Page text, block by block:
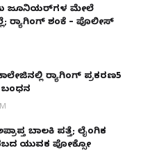
ಜೂನಿಯರ್‌ಗಳ ಮೇಲೆ
ರ‌್ಯಾಗಿಂಗ್ ಶಂಕೆ – ಪೊಲೀಸ್
ರ‌್ಯಾಗಿಂಗ್ ಪ್ರಕರಣ5
ಬಂಧನ
ಬಾಲಕಿ ಪತ್ತೆ; ಲೈಂಗಿಕ
ಯುವಕ ಪೋಕ್ಸೋ